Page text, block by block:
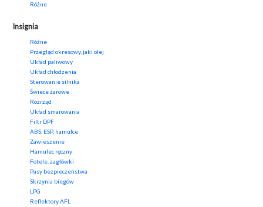
Różne
Insignia
Różne
Przegląd okresowy, jaki olej
Układ paliwowy
Układ chłodzenia
Sterowanie silnika
Świece żarowe
Rozrząd
Układ smarowania
Filtr DPF
ABS, ESP, hamulce
Zawieszenie
Hamulec ręczny
Fotele, zagłówki
Pasy bezpieczeństwa
Skrzynia biegów
LPG
Reflektory AFL